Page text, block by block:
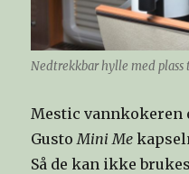
Nedtrekkbar hylle med
Mestic vannkokeren
Gusto Mini Me
Så de kan ikke